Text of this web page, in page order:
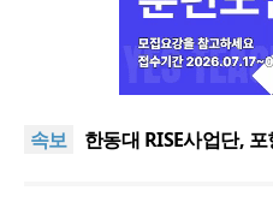
속보
느헤미야 연합기도회,
여”
한동대 RISE사업단,